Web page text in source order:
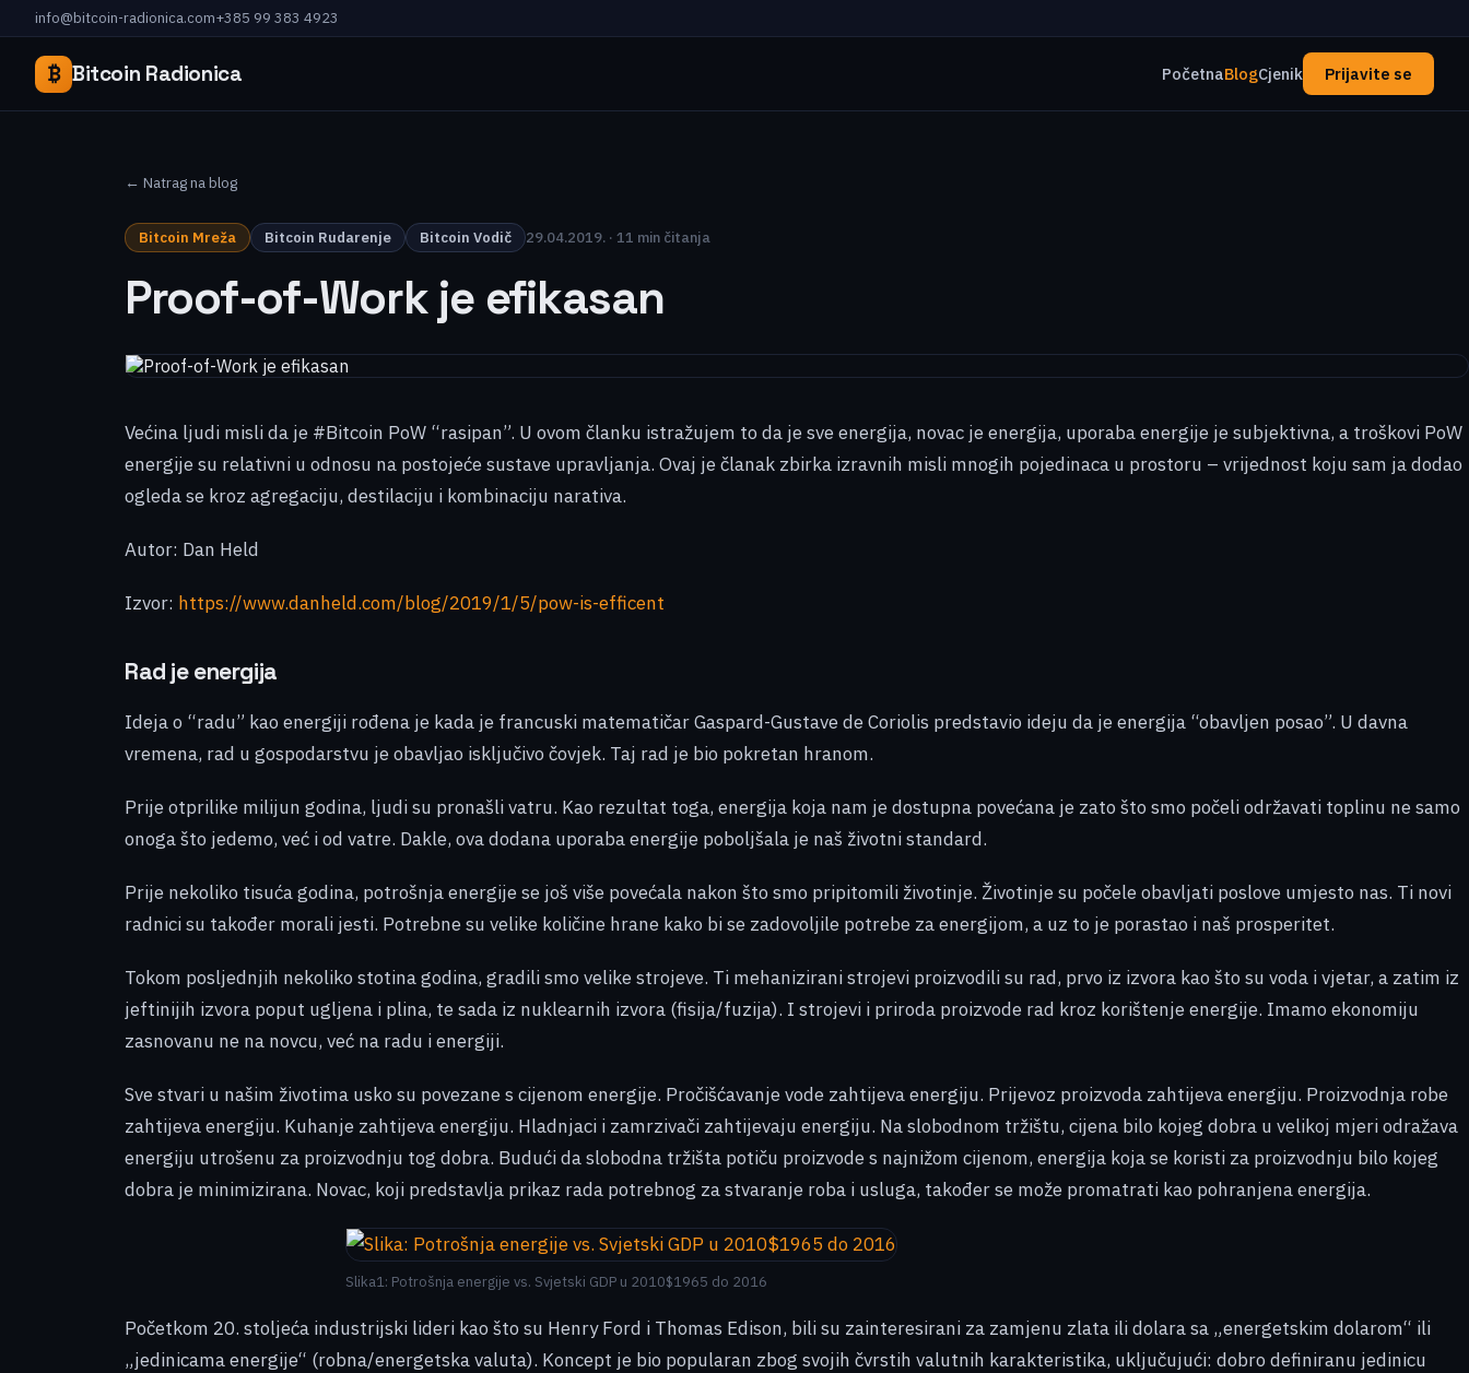
info@bitcoin-radionica.com+385 99 383 4923
₿ Bitcoin Radionica PočetnaBlogCjenik Prijavite se
← Natrag na blog
Bitcoin Mreža Bitcoin Rudarenje Bitcoin Vodič 29.04.2019. · 11 min čitanja
Proof-of-Work je efikasan
Većina ljudi misli da je #Bitcoin PoW “rasipan”. U ovom članku istražujem to da je sve energija, novac je energija, uporaba energije je subjektivna, a troškovi PoW
energije su relativni u odnosu na postojeće sustave upravljanja. Ovaj je članak zbirka izravnih misli mnogih pojedinaca u prostoru – vrijednost koju sam ja dodao
ogleda se kroz agregaciju, destilaciju i kombinaciju narativa.
Autor: Dan Held
Izvor: https://www.danheld.com/blog/2019/1/5/pow-is-efficent
Rad je energija
Ideja o “radu” kao energiji rođena je kada je francuski matematičar Gaspard-Gustave de Coriolis predstavio ideju da je energija “obavljen posao”. U davna
vremena, rad u gospodarstvu je obavljao isključivo čovjek. Taj rad je bio pokretan hranom.
Prije otprilike milijun godina, ljudi su pronašli vatru. Kao rezultat toga, energija koja nam je dostupna povećana je zato što smo počeli održavati toplinu ne samo
onoga što jedemo, već i od vatre. Dakle, ova dodana uporaba energije poboljšala je naš životni standard.
Prije nekoliko tisuća godina, potrošnja energije se još više povećala nakon što smo pripitomili životinje. Životinje su počele obavljati poslove umjesto nas. Ti novi
radnici su također morali jesti. Potrebne su velike količine hrane kako bi se zadovoljile potrebe za energijom, a uz to je porastao i naš prosperitet.
Tokom posljednjih nekoliko stotina godina, gradili smo velike strojeve. Ti mehanizirani strojevi proizvodili su rad, prvo iz izvora kao što su voda i vjetar, a zatim iz
jeftinijih izvora poput ugljena i plina, te sada iz nuklearnih izvora (fisija/fuzija). I strojevi i priroda proizvode rad kroz korištenje energije. Imamo ekonomiju
zasnovanu ne na novcu, već na radu i energiji.
Sve stvari u našim životima usko su povezane s cijenom energije. Pročišćavanje vode zahtijeva energiju. Prijevoz proizvoda zahtijeva energiju. Proizvodnja robe
zahtijeva energiju. Kuhanje zahtijeva energiju. Hladnjaci i zamrzivači zahtijevaju energiju. Na slobodnom tržištu, cijena bilo kojeg dobra u velikoj mjeri odražava
energiju utrošenu za proizvodnju tog dobra. Budući da slobodna tržišta potiču proizvode s najnižom cijenom, energija koja se koristi za proizvodnju bilo kojeg
dobra je minimizirana. Novac, koji predstavlja prikaz rada potrebnog za stvaranje roba i usluga, također se može promatrati kao pohranjena energija.
Slika1: Potrošnja energije vs. Svjetski GDP u 2010$1965 do 2016
Početkom 20. stoljeća industrijski lideri kao što su Henry Ford i Thomas Edison, bili su zainteresirani za zamjenu zlata ili dolara sa „energetskim dolarom“ ili
„jedinicama energije“ (robna/energetska valuta). Koncept je bio popularan zbog svojih čvrstih valutnih karakteristika, uključujući: dobro definiranu jedinicu